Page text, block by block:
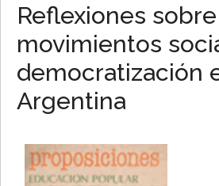
Reflexiones sobre
movimientos
democratización
Argentina